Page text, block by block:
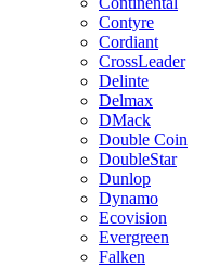
Contyre
Cordiant
CrossLeader
Delinte
Delmax
DMack
Double Coin
DoubleStar
Dunlop
Dynamo
Ecovision
Evergreen
Falken